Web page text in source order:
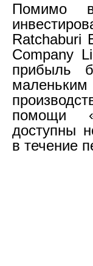
Помимо
Ratchaburi
Company
прибыль
помощи
доступны
в течение